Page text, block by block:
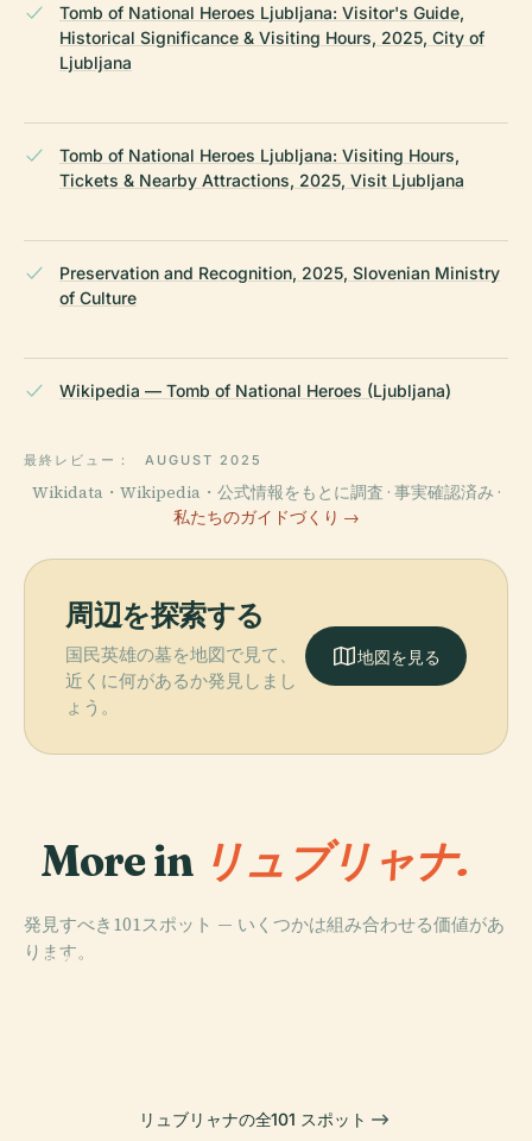
Tomb of National Heroes Ljubljana: Visitor's Guide,
Historical Significance & Visiting Hours, 2025, City of
Ljubljana
Tomb of National Heroes Ljubljana: Visiting Hours,
Tickets & Nearby Attractions, 2025, Visit Ljubljana
Preservation and Recognition, 2025, Slovenian Ministry
of Culture
Wikipedia — Tomb of National Heroes (Ljubljana)
最終レビュー： AUGUST 2025
Wikidata・Wikipedia・公式情報をもとに調査 · 事実確認済み ·
私たちのガイドづくり →
周辺を探索する
国民英雄の墓を地図で見て、
近くに何があるか発見しまし
ょう。
地図を見る
More in リュブリャナ.
発見すべき101スポット — いくつかは組み合わせる価値があ
ります。
PLACE
PLACE
PLACE
リュブリャナの全101 スポット